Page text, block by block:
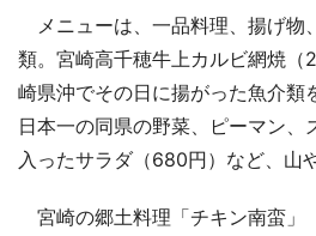
メニューは、一品料理、揚げ物
類。宮崎高千穂牛上カルビ網焼（
崎県沖でその日に揚がった魚介類
日本一の同県の野菜、ピーマン、
入ったサラダ（680円）など、山
宮崎の郷土料理「チキン南蛮」